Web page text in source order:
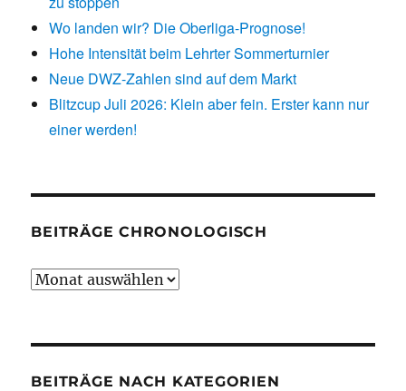
Wo landen wir? Die Oberliga-Prognose!
Hohe Intensität beim Lehrter Sommerturnier
Neue DWZ-Zahlen sind auf dem Markt
Blitzcup Juli 2026: Klein aber fein. Erster kann nur
einer werden!
BEITRÄGE CHRONOLOGISCH
Beiträge
BEITRÄGE NACH KATEGORIEN